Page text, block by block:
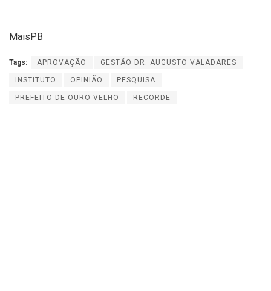
MaisPB
Tags: APROVAÇÃO GESTÃO DR. AUGUSTO VALADARES
INSTITUTO OPINIÃO PESQUISA
PREFEITO DE OURO VELHO RECORDE